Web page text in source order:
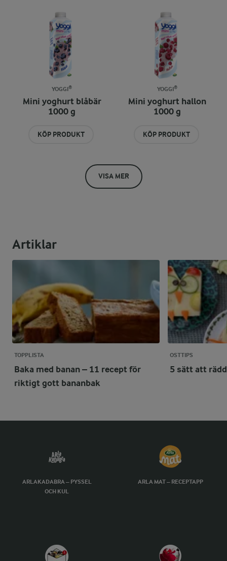
YOGGI®
Mini yoghurt blåbär
1000 g
KÖP PRODUKT
YOGGI®
Mini yoghurt hallon
1000 g
KÖP PRODUKT
VISA MER
Artiklar
TOPPLISTA
Baka med banan – 11 recept för
riktigt gott bananbak
OSTTIPS
5 sätt att
ARLAKADABRA – PYSSEL
OCH KUL
ARLA MAT – RECEPTAPP